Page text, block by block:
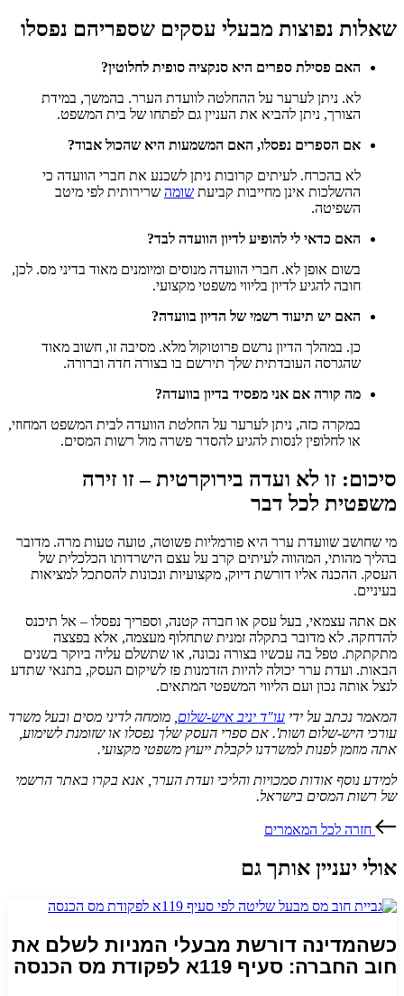
שאלות נפוצות מבעלי עסקים שספריהם נפסלו
האם פסילת ספרים היא סנקציה סופית לחלוטין?
לא. ניתן לערער על ההחלטה לוועדת הערר. בהמשך, במידת
הצורך, ניתן להביא את העניין גם לפתחו של בית המשפט.
אם הספרים נפסלו, האם המשמעות היא שהכול אבוד?
לא בהכרח. לעיתים קרובות ניתן לשכנע את חברי הוועדה כי
ההשלכות אינן מחייבות קביעת שומה שרירותית לפי מיטב
השפיטה.
האם כדאי לי להופיע לדיון הוועדה לבד?
בשום אופן לא. חברי הוועדה מנוסים ומיומנים מאוד בדיני מס. לכן,
חובה להגיע לדיון בליווי משפטי מקצועי.
האם יש תיעוד רשמי של הדיון בוועדה?
כן. במהלך הדיון נרשם פרוטוקול מלא. מסיבה זו, חשוב מאוד
שהגרסה העובדתית שלך תירשם בו בצורה חדה וברורה.
מה קורה אם אני מפסיד בדיון בוועדה?
במקרה כזה, ניתן לערער על החלטת הוועדה לבית המשפט המחוזי,
או לחלופין לנסות להגיע להסדר פשרה מול רשות המסים.
סיכום: זו לא ועדה בירוקרטית – זו זירה
משפטית לכל דבר
מי שחושב שוועדת ערר היא פורמליות פשוטה, טועה טעות מרה. מדובר
בהליך מהותי, המהווה לעיתים קרב על עצם הישרדותו הכלכלית של
העסק. ההכנה אליו דורשת דיוק, מקצועיות ונכונות להסתכל למציאות
בעיניים.
אם אתה עצמאי, בעל עסק או חברה קטנה, וספריך נפסלו – אל תיכנס
להדחקה. לא מדובר בתקלה זמנית שתחלוף מעצמה, אלא בפצצה
מתקתקת. טפל בה עכשיו בצורה נכונה, או שתשלם עליה ביוקר בשנים
הבאות. ועדת ערר יכולה להיות הזדמנות פז לשיקום העסק, בתנאי שתדע
לנצל אותה נכון ועם הליווי המשפטי המתאים.
המאמר נכתב על ידי עו"ד יניב איש-שלום , מומחה לדיני מסים ובעל משרד
עורכי היש-שלום ושות'. אם ספרי העסק שלך נפסלו או שזומנת לשימוע,
אתה מוזמן לפנות למשרדנו לקבלת ייעוץ משפטי מקצועי.
למידע נוסף אודות סמכויות והליכי ועדת הערר, אנא בקרו באתר הרשמי
של רשות המסים בישראל.
חזרה לכל המאמרים
אולי יעניין אותך גם
כשהמדינה דורשת מבעלי המניות לשלם את
חוב החברה: סעיף 119א לפקודת מס הכנסה